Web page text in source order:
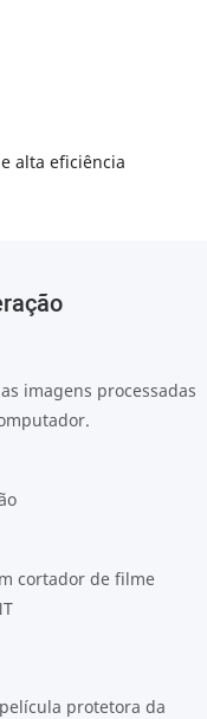
alta eficiência
imagens processadas
cortador de filme
protetora da